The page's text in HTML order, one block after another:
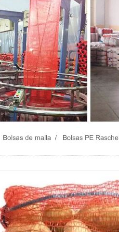
Bolsas de malla Bolsas PE Raschel